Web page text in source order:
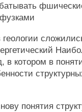
котором в
понятия